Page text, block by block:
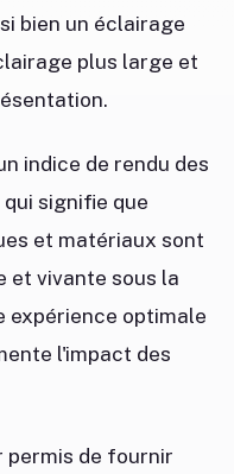
bien un éclairage
plus large et
indice de rendu des
signifie que
et matériaux sont
et vivante sous la
expérience optimale
l'impact des
permis de fournir